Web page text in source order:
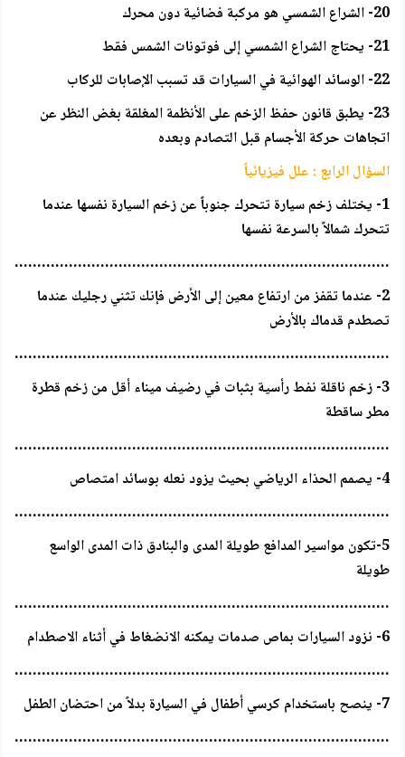
20- الشراع الشمسي هو مركبة فضائية دون محرك
21- يحتاج الشراع الشمسي إلى فوتونات الشمس فقط
22- الوسائد الهوائية في السيارات قد تسبب الإصابات للركاب
23- يطبق قانون حفظ الزخم على الأنظمة المغلقة بغض النظر عن
اتجاهات حركة الأجسام قبل التصادم وبعده
السؤال الرابع : علل فيزيائياً
1- يختلف زخم سيارة تتحرك جنوباً عن زخم السيارة نفسها عندما
تتحرك شمالاً بالسرعة نفسها
2- عندما تقفز من ارتفاع معين إلى الأرض فإنك تثني رجليك عندما
تصطدم قدماك بالأرض
3- زخم ناقلة نفط رأسية بثبات في رضيف ميناء أقل من زخم قطرة
مطر ساقطة
4- يصمم الحذاء الرياضي بحيث يزود نعله بوسائد امتصاص
5-تكون مواسير المدافع طويلة المدى والبنادق ذات المدى الواسع
طويلة
6- نزود السيارات بماص صدمات يمكنه الانضغاط في أثناء الاصطدام
7- ينصح باستخدام كرسي أطفال في السيارة بدلاً من احتضان الطفل